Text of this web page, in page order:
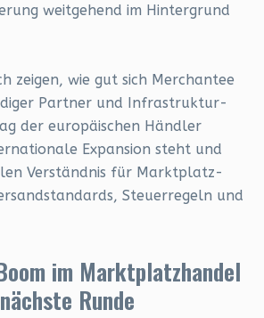
weitgehend im Hintergrund
zeigen, wie gut sich Merchantee
Partner und Infrastruktur-
der europäischen Händler
Expansion steht und
Verständnis für Marktplatz-
Steuerregeln und
im Marktplatzhandel
Runde